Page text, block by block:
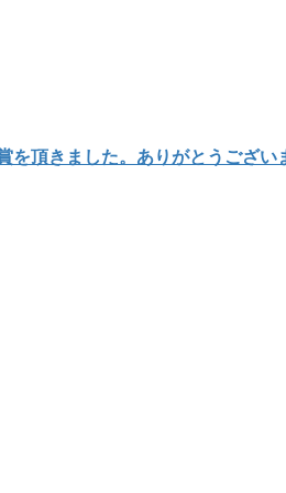
を頂きました。ありがとうござい